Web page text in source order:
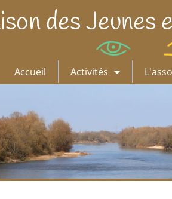
des Jeunes
Accueil Activités